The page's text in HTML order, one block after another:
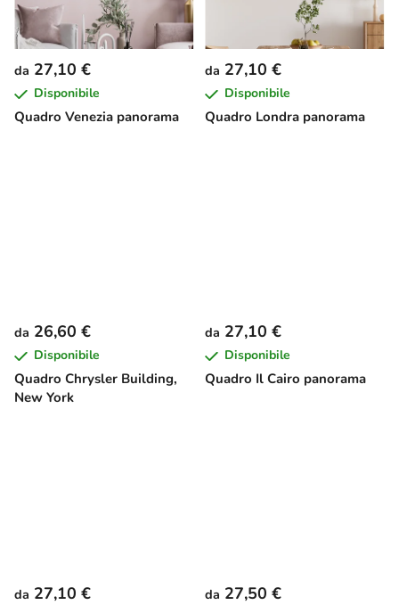
Quadro Venezia panorama
da 27,10 €
Disponibile
Quadro Londra panorama
da 27,10 €
Disponibile
Quadro Chrysler Building,
New York
da 26,60 €
Disponibile
Quadro Il Cairo panorama
da 27,10 €
Disponibile
da 27,10 € da 27,50 €